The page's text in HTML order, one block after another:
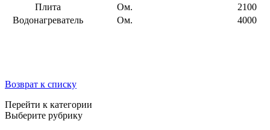
Плита
Ом.
2100
Водонагреватель
Ом. 4000
Возврат к списку
Перейти к категории
Выберите рубрику